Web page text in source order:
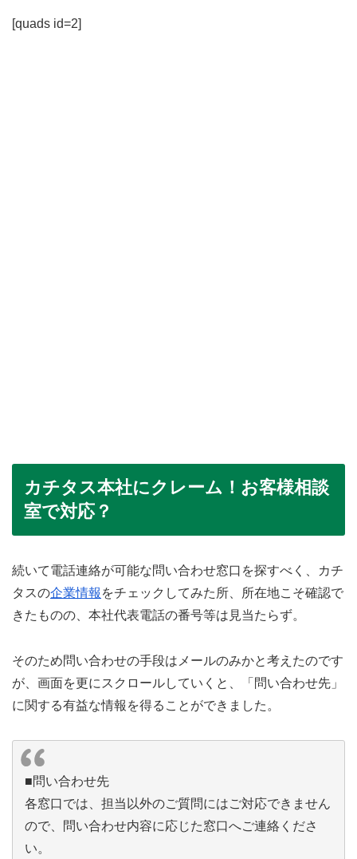
[quads id=2]
カチタス本社にクレーム！お客様相談
室で対応？
続いて電話連絡が可能な問い合わせ窓口を探すべく、カチ
タスの企業情報 をチェックしてみた所、所在地こそ確認で
きたものの、本社代表電話の番号等は見当たらず。
そのため問い合わせの手段はメールのみかと考えたのです
が、画面を更にスクロールしていくと、「問い合わせ先」
に関する有益な情報を得ることができました。
■問い合わせ先
各窓口では、担当以外のご質問にはご対応できません
ので、問い合わせ内容に応じた窓口へご連絡くださ
い。